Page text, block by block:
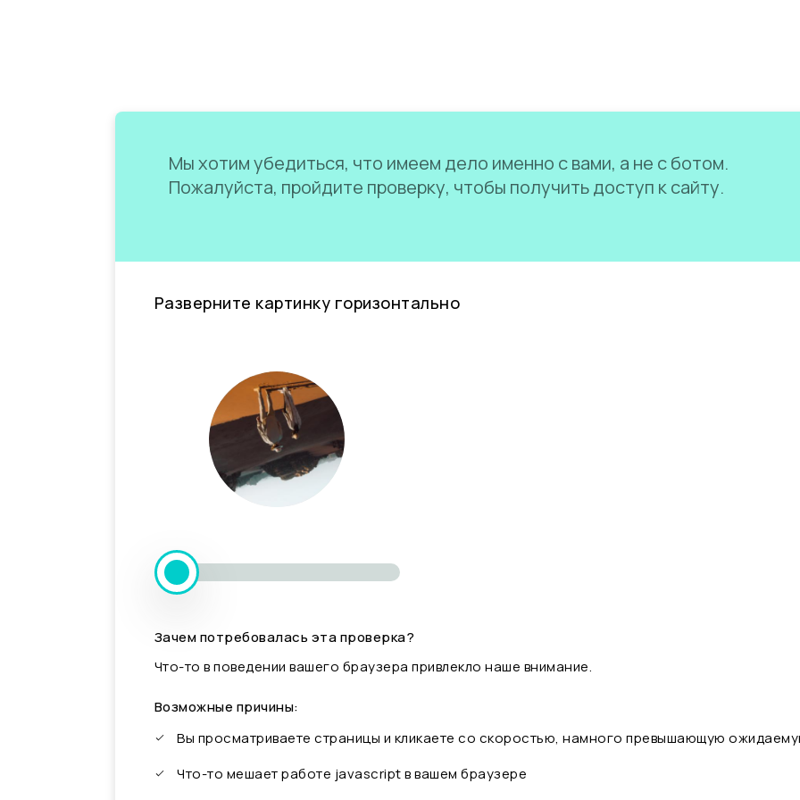
Мы хотим убедиться, что имеем дело именно с вами, а не с ботом.
Пожалуйста, пройдите проверку, чтобы получить доступ к сайту.
Разверните картинку горизонтально
Зачем потребовалась эта проверка?
Что-то в поведении вашего браузера привлекло наше внимание.
Возможные причины:
Вы просматриваете страницы и кликаете со скоростью, намного превышающую
Что-то мешает работе javascript в вашем браузере